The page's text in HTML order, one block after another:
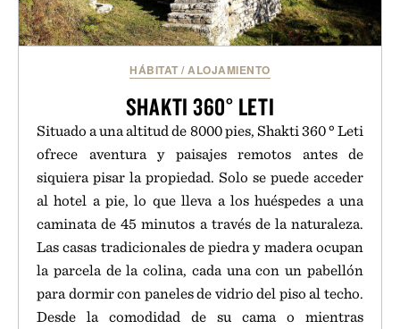
HÁBITAT /ALOJAMIENTO
SHAKTI 360° LETI
Situado a una altitud de 8000 pies, Shakti 360 ° Leti
ofrece aventura y paisajes remotos antes de
siquiera pisar la propiedad. Solo se puede acceder
al hotel a pie, lo que lleva a los huéspedes a una
caminata de 45 minutos a través de la naturaleza.
Las casas tradicionales de piedra y madera ocupan
la parcela de la colina, cada una con un pabellón
para dormir con paneles de vidrio del piso al techo.
Desde la comodidad de su cama o mientras